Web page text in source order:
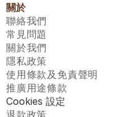
關於
聯絡我們
常見問題
關於我們
隱私政策
使用條款及免責聲明
推廣用途條款
Cookies 設定
退款政策